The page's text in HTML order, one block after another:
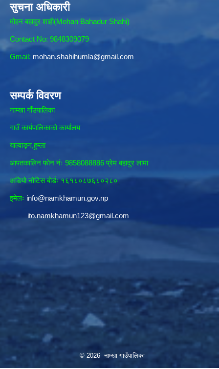
सुचना अधिकारी
मोहन बहादुर शाही(Mohan Bahadur Shahi)
Contact No: 9848309079
Gmail: mohan.shahihumla@gmail.com
सम्पर्क विवरण
नाम्खा गाँउपालिका
गाउँ कार्यपालिकाकाे कार्यालय
याल्वाङ्ग,हुम्ला
आपतकालिन फाेन नंः 9858088886 प्रेम बहादुर लामा
अडियाे नोटिस बाेर्डः १६१८०८७६८०२८०
इमेलः info@namkhamun.gov.np
ito.namkhamun123@gmail.com
© 2026 नाम्खा गाउँपालिका